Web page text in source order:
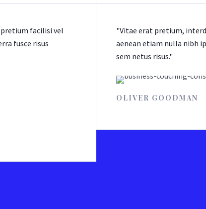
facilisi vel
fusce risus
"Vitae erat pretium,
aenean etiam nulla nibh
sem netus risus."
OLIVER GOODMAN